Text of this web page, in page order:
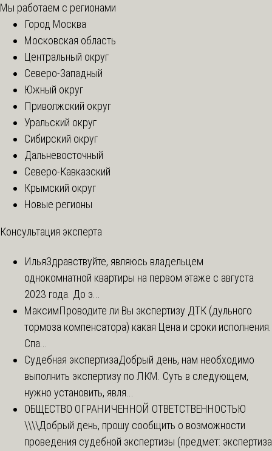
Мы работаем с регионами
Город Москва
Московская область
Центральный округ
Северо-Западный
Южный округ
Приволжский округ
Уральский округ
Сибирский округ
Дальневосточный
Северо-Кавказский
Крымский округ
Новые регионы
Консультация эксперта
ИльяЗдравствуйте, являюсь владельцем
однокомнатной квартиры на первом этаже с августа
2023 года. До э...
МаксимПроводите ли Вы экспертизу ДТК (дульного
тормоза компенсатора) какая Цена и сроки исполнения.
Спа...
Судебная экспертизаДобрый день, нам необходимо
выполнить экспертизу по ЛКМ. Суть в следующем,
нужно установить, явля...
ОБЩЕСТВО ОГРАНИЧЕННОЙ ОТВЕТСТВЕННОСТЬЮ
\\\\Добрый день, прошу сообщить о возможности
проведения судебной экспертизы (предмет: экспертиза